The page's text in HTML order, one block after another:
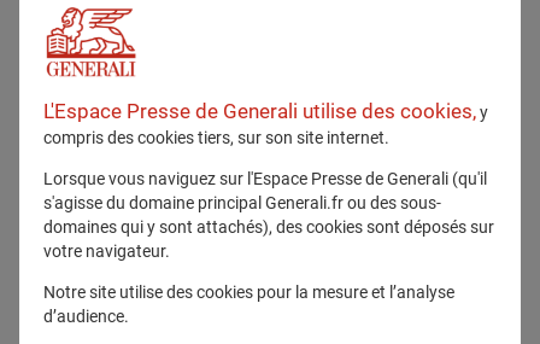
Tous droits réservés
Télécharger ce fichier
L'Espace Presse de Generali utilise des cookies,y
compris des cookies tiers, sur son site internet.
Lorsque vous naviguez sur l'Espace Presse de Generali (qu'il
s'agisse du domaine principal Generali.fr ou des sous-
domaines qui y sont attachés), des cookies sont déposés sur
votre navigateur.
Notre site utilise des cookies pour la mesure et l’analyse
d’audience.